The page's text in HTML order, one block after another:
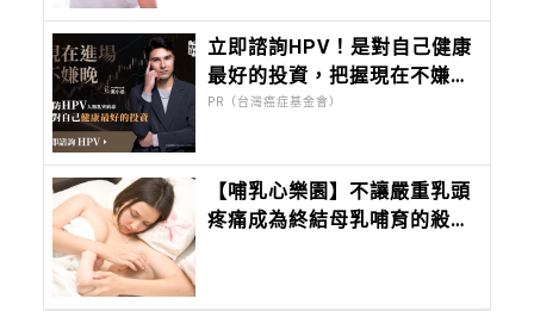
立即諮詢HPV！是對自己健康
最好的投資，把握現在不嫌
晚！
PR（台灣癌症基金會）
【哺乳心樂園】不讓嚴重乳頭
疼痛成為終結母乳哺育的殺